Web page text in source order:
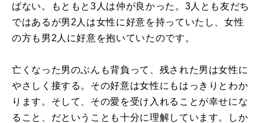
ばない。もともと3 人は仲が良かった。 3人とも友だち
ではあるが男 2 人は女性に好意を持っていたし、女性
の方も男 2 人に好意を抱いていたのです。
亡くなった男のぶんも背負って、残された男は女性に
やさしく接する。その好意は女性にもはっきりとわか
ります。そして、その愛を受け入れることが幸せにな
ること、だということも十分に理解しています。しか